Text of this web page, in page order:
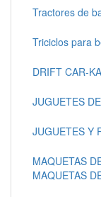
Tractores de
Triciclos para
DRIFT CAR-
JUGUETES
JUGUETES Y
MAQUETAS
MAQUETAS